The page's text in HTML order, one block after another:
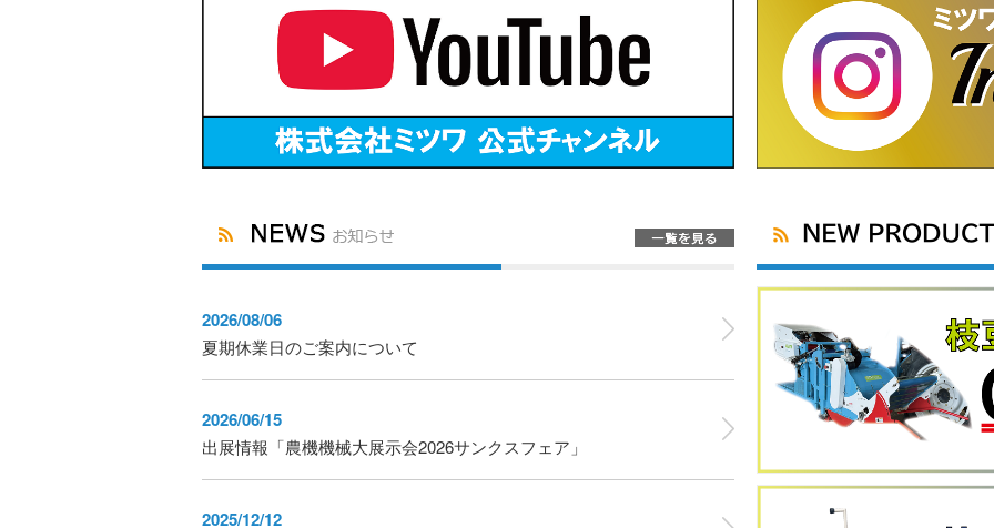
2026/08/06
夏期休業日のご案内について
2026/06/15
出展情報「農機機械大展示会2026サンクスフェア」
2025/12/12